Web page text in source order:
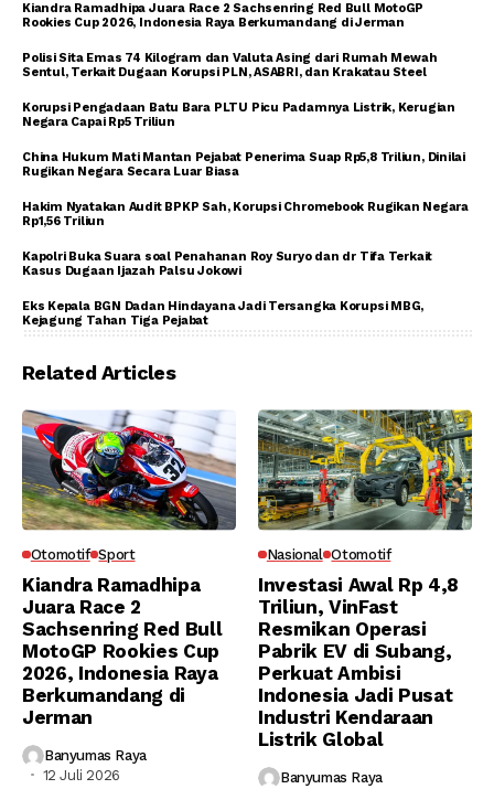
Kiandra Ramadhipa Juara Race 2 Sachsenring Red Bull MotoGP
Rookies Cup 2026, Indonesia Raya Berkumandang di Jerman
Polisi Sita Emas 74 Kilogram dan Valuta Asing dari Rumah Mewah
Sentul, Terkait Dugaan Korupsi PLN, ASABRI, dan Krakatau Steel
Korupsi Pengadaan Batu Bara PLTU Picu Padamnya Listrik, Kerugian
Negara Capai Rp5 Triliun
China Hukum Mati Mantan Pejabat Penerima Suap Rp5,8 Triliun, Dinilai
Rugikan Negara Secara Luar Biasa
Hakim Nyatakan Audit BPKP Sah, Korupsi Chromebook Rugikan Negara
Rp1,56 Triliun
Kapolri Buka Suara soal Penahanan Roy Suryo dan dr Tifa Terkait
Kasus Dugaan Ijazah Palsu Jokowi
Eks Kepala BGN Dadan Hindayana Jadi Tersangka Korupsi MBG,
Kejagung Tahan Tiga Pejabat
Related Articles
Otomotif Sport
Kiandra Ramadhipa
Juara Race 2
Sachsenring Red Bull
MotoGP Rookies Cup
2026, Indonesia Raya
Berkumandang di
Jerman
Banyumas Raya
12 Juli 2026
Nasional Otomotif
Investasi Awal Rp 4,8
Triliun, VinFast
Resmikan Operasi
Pabrik EV di Subang,
Perkuat Ambisi
Indonesia Jadi Pusat
Industri Kendaraan
Listrik Global
Banyumas Raya